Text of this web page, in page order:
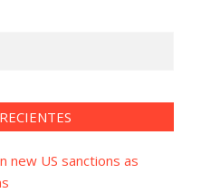
new US sanctions as